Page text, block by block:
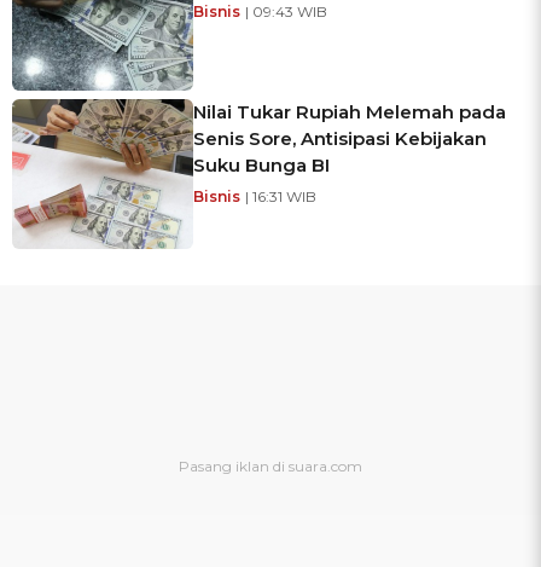
Bisnis | 09:43 WIB
Nilai Tukar Rupiah Melemah pada
Senis Sore, Antisipasi Kebijakan
Suku Bunga BI
Bisnis | 16:31 WIB